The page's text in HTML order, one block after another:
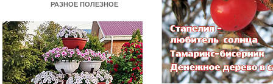
РАЗНОЕ ПОЛЕЗНОЕ